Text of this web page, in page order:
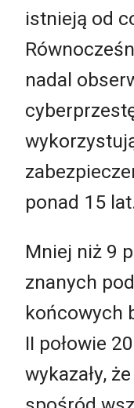
istnieją od
nadal
ponad 15
Mniej niż 9
znanych
końcowych
II połowie
wykazały,